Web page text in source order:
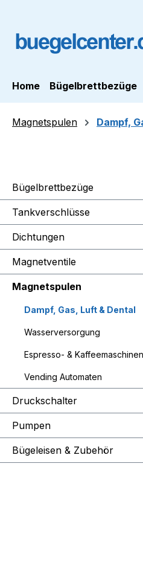
Home Bügelbrettbezüge
Magnetspulen Dampf,
Bügelbrettbezüge
Tankverschlüsse
Dichtungen
Magnetventile
Magnetspulen
Dampf, Gas, Luft & Dental
Wasserversorgung
Espresso- & Kaffeemaschinen
Vending Automaten
Druckschalter
Pumpen
Bügeleisen & Zubehör